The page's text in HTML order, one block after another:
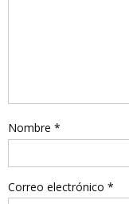
Nombre *
Correo electrónico *